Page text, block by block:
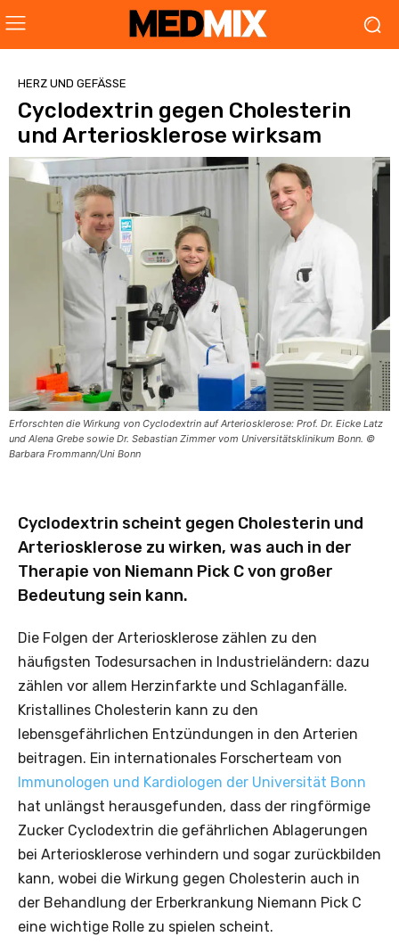
HERZ UND GEFÄSSE
Cyclodextrin gegen Cholesterin
und Arteriosklerose wirksam
Erforschten die Wirkung von Cyclodextrin auf Arteriosklerose: Prof. Dr. Eicke Latz
und Alena Grebe sowie Dr. Sebastian Zimmer vom Universitätsklinikum Bonn. ©
Barbara Frommann/Uni Bonn
Cyclodextrin scheint gegen Cholesterin und
Arteriosklerose zu wirken, was auch in der
Therapie von Niemann Pick C von großer
Bedeutung sein kann.
Die Folgen der Arteriosklerose zählen zu den
häufigsten Todesursachen in Industrieländern: dazu
zählen vor allem Herzinfarkte und Schlaganfälle.
Kristallines Cholesterin kann zu den
lebensgefährlichen Entzündungen in den Arterien
beitragen. Ein internationales Forscherteam von
Immunologen und Kardiologen der Universität Bonn
hat unlängst herausgefunden, dass der ringförmige
Zucker Cyclodextrin die gefährlichen Ablagerungen
bei Arteriosklerose verhindern und sogar zurückbilden
kann, wobei die Wirkung gegen Cholesterin auch in
der Behandlung der Erberkrankung Niemann Pick C
eine wichtige Rolle zu spielen scheint.